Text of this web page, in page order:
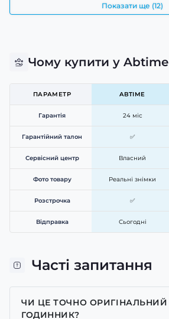
Показати ще (12)
Чому купити у Abtime
ПАРАМЕТР ABTIME
Гарантія 24 міс
Гарантійний талон ✅
Сервісний центр Власний
Фото товару Реальні знімки
Розстрочка ✅
Відправка Сьогодні
Часті запитання
ЧИ ЦЕ ТОЧНО ОРИГІНАЛЬНИЙ
ГОДИННИК?